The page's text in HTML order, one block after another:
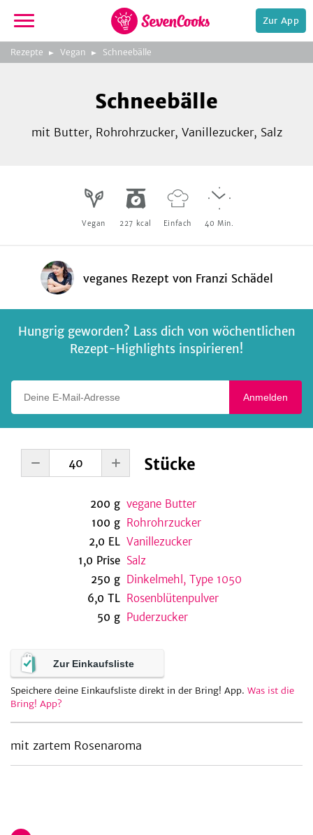
zur
Startseite
Zur App
Rezepte Vegan Schneebälle
Schneebälle
mit Butter, Rohrohrzucker, Vanillezucker, Salz
Vegan 227 kcal Einfach 40 Min.
veganes Rezept von Franzi Schädel
Hungrig geworden? Lass dich von wöchentlichen
Rezept-Highlights inspirieren!
Anmelden
Stücke
200 g vegane Butter
100 g Rohrohrzucker
2,0 EL Vanillezucker
1,0 Prise Salz
250 g Dinkelmehl, Type 1050
6,0 TL Rosenblütenpulver
50 g Puderzucker
Zur Einkaufsliste
Speichere deine Einkaufsliste direkt in der Bring! App. Was ist die
Bring! App?
mit zartem Rosenaroma